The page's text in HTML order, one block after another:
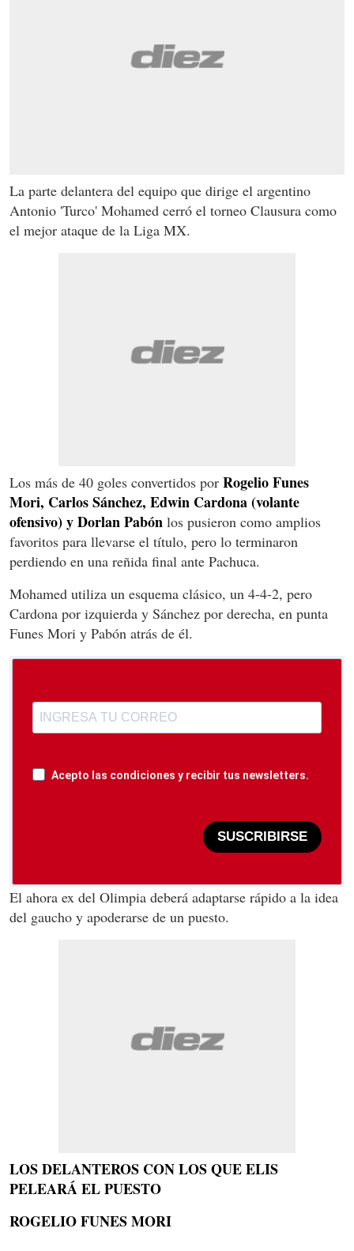
La parte delantera del equipo que dirige el argentino
Antonio 'Turco' Mohamed cerró el torneo Clausura como
el mejor ataque de la Liga MX.
Los más de 40 goles convertidos por Rogelio Funes
Mori, Carlos Sánchez, Edwin Cardona(volante
ofensivo)y Dorlan Pabón los pusieron como amplios
favoritos para llevarse el título, pero lo terminaron
perdiendo en una reñida final ante Pachuca.
Mohamed utiliza un esquema clásico, un 4-4-2, pero
Cardona por izquierda y Sánchez por derecha, en punta
Funes Mori y Pabón atrás de él.
Acepto las condiciones y recibir tus newsletters.
SUSCRIBIRSE
El ahora ex del Olimpia deberá adaptarse rápido a la idea
del gaucho y apoderarse de un puesto.
LOS DELANTEROS CON LOS QUE ELIS
PELEARÁ EL PUESTO
ROGELIO FUNES MORI